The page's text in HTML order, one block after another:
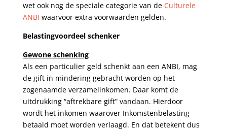
wet ook nog de speciale categorie van de Culturele
ANBI waarvoor extra voorwaarden gelden.
Belastingvoordeel schenker
Gewone schenking
Als een particulier geld schenkt aan een ANBI, mag
de gift in mindering gebracht worden op het
zogenaamde verzamelinkomen. Daar komt de
uitdrukking “aftrekbare gift” vandaan. Hierdoor
wordt het inkomen waarover Inkomstenbelasting
betaald moet worden verlaagd. En dat betekent dus